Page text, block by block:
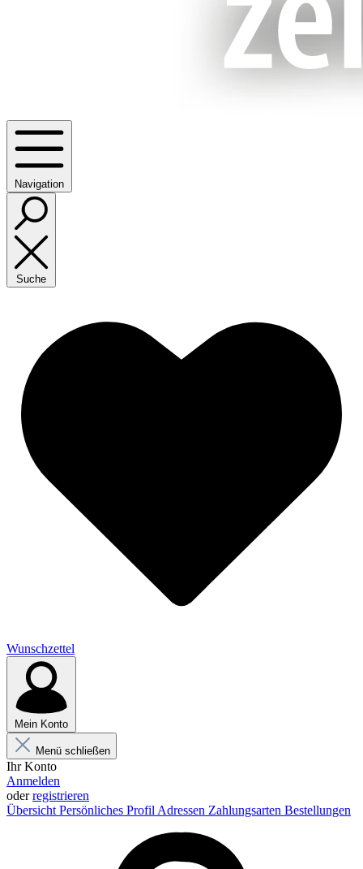
Navigation
Suche
Wunschzettel
Mein Konto
Menü schließen
Ihr Konto
Anmelden
oderregistrieren
Übersicht Persönliches Profil Adressen Zahlungsarten Bestellungen